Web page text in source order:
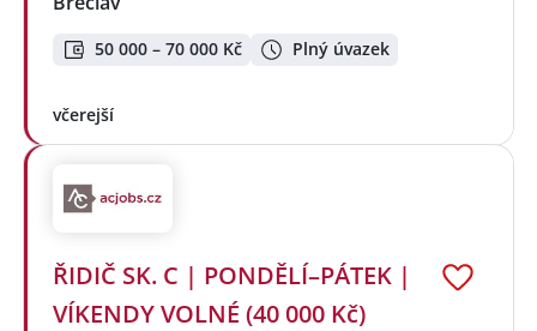
50 000 – 70 000 Kč Plný úvazek
včerejší
ŘIDIČ SK. C | PONDĚLÍ–PÁTEK |
VÍKENDY VOLNÉ (40 000 Kč)